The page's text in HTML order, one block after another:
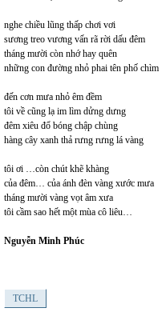
nghe chiều lũng thấp chơi vơi
sương treo vương vấn rã rời dấu đêm
tháng mười còn nhớ hay quên
những con đường nhỏ phai tên phố chìm
đến cơn mưa nhỏ êm đềm
tôi về cũng lạ im lìm dửng dưng
đêm xiêu đổ bóng chập chùng
hàng cây xanh thả rưng rưng lá vàng
tôi ơi …còn chút khẽ khàng
của đêm… của ánh đèn vàng xước mưa
tháng mười vàng vọt âm xưa
tôi cầm sao hết một mùa cô liêu…
Nguyễn Minh Phúc
TCHL